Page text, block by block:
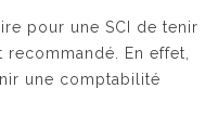
pour une SCI de tenir
En effet,
une comptabilité